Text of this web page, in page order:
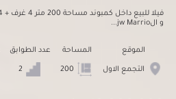
و الjw Marrio...
الموقع
التجمع الاول
المساحة عدد الطوابق